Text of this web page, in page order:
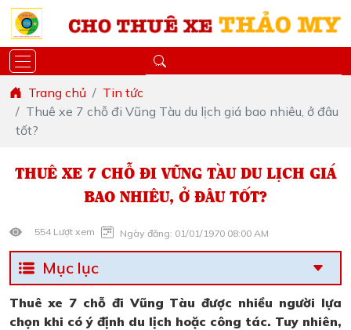
Trang chủ
Tin tức
Thuê xe 7 chỗ đi Vũng Tàu du lịch giá bao nhiêu, ở đâu
tốt?
THUÊ XE 7 CHỖ ĐI VŨNG TÀU DU LỊCH GIÁ
BAO NHIÊU, Ở ĐÂU TỐT?
554 Lượt xem Ngày đăng: 01/01/1970 08:00 AM
Mục lục
Thuê xe 7 chỗ đi Vũng Tàu được nhiều người lựa
chọn khi có ý định du lịch hoặc công tác. Tuy nhiên,